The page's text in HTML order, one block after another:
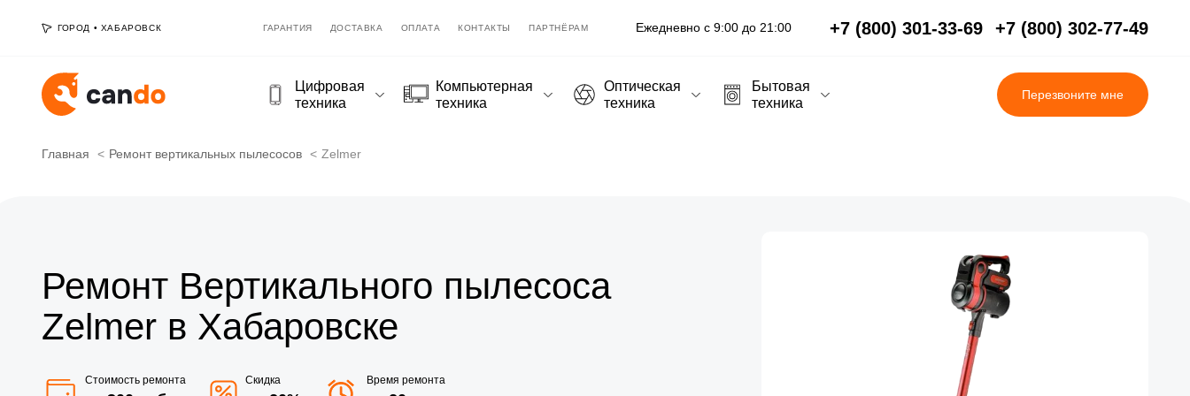
ГОРОД • ХАБАРОВСК ГАРАНТИЯ ДОСТАВКА ОПЛАТА КОНТАКТЫ ПАРТНЁРАМ Ежедневно с 9:00 до 21:00 +7 (800) 301-33-69 +7 (800) 302-77-49
Цифровая
техника
Компьютерная
техника
Оптическая
техника
Бытовая
техника
Перезвоните мне
Главная Ремонт вертикальных пылесосов Zelmer
Ремонт Вертикального пылесоса
Zelmer в Хабаровске
Стоимость ремонта Скидка Время ремонта